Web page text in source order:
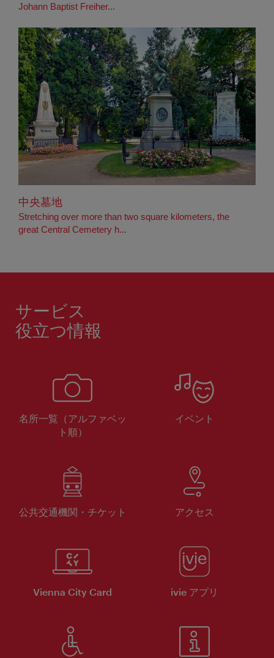
Johann Baptist Freiher...
中央墓地
Stretching over more than two square kilometers, the
great Central Cemetery h...
サービス
役立つ情報
名所一覧（アルファベッ
ト順）
イベント
公共交通機関・チケット アクセス
Vienna City Card ivie アプリ